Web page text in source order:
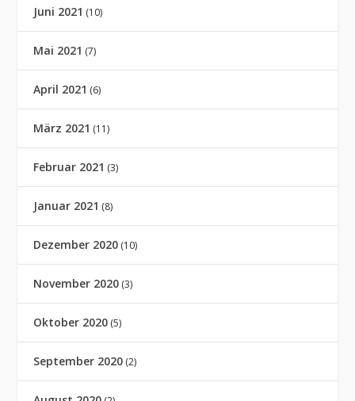
Juni 2021 (10)
Mai 2021 (7)
April 2021 (6)
März 2021 (11)
Februar 2021 (3)
Januar 2021 (8)
Dezember 2020 (10)
November 2020 (3)
Oktober 2020 (5)
September 2020 (2)